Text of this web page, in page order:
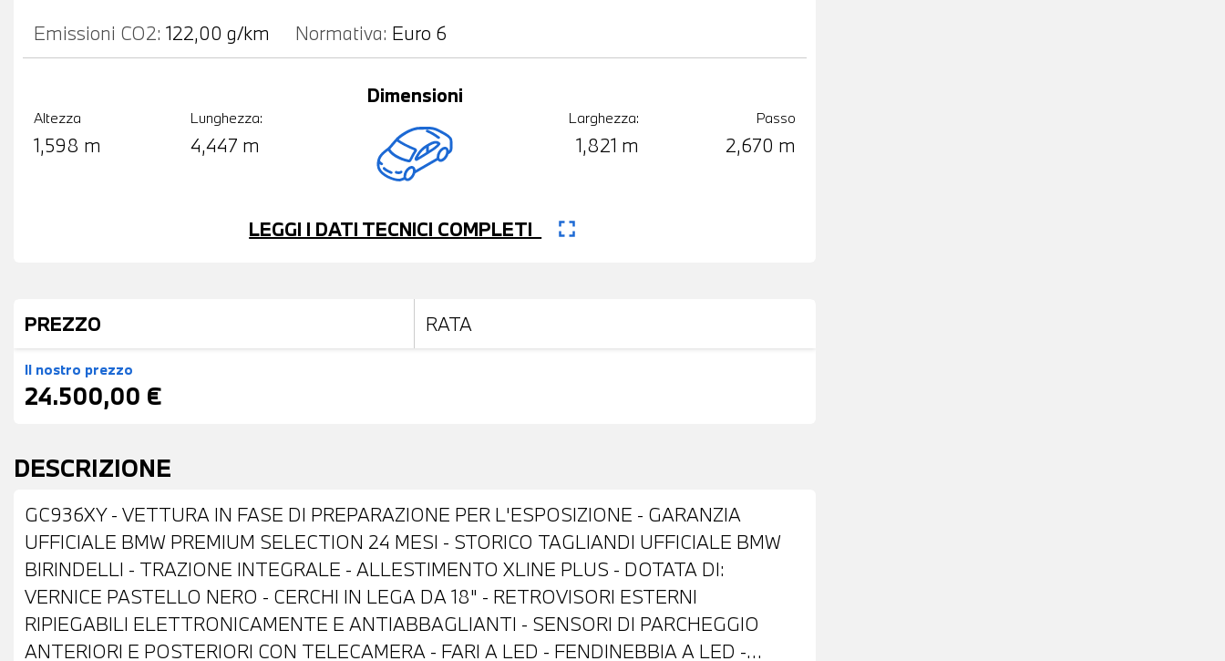
Emissioni CO2: 122,00 g/km Normativa: Euro 6
Altezza
1,598 m
Lunghezza:
4,447 m
Dimensioni
Larghezza:
1,821 m
Passo
2,670 m
LEGGI I DATI TECNICI COMPLETI fullscreen
PREZZO RATA
Il nostro prezzo
24.500,00 €
DESCRIZIONE
GC936XY - VETTURA IN FASE DI PREPARAZIONE PER L'ESPOSIZIONE - GARANZIA
UFFICIALE BMW PREMIUM SELECTION 24 MESI - STORICO TAGLIANDI UFFICIALE BMW
BIRINDELLI - TRAZIONE INTEGRALE - ALLESTIMENTO XLINE PLUS - DOTATA DI:
VERNICE PASTELLO NERO - CERCHI IN LEGA DA 18" - RETROVISORI ESTERNI
RIPIEGABILI ELETTRONICAMENTE E ANTIABBAGLIANTI - SENSORI DI PARCHEGGIO
ANTERIORI E POSTERIORI CON TELECAMERA - FARI A LED - FENDINEBBIA A LED -